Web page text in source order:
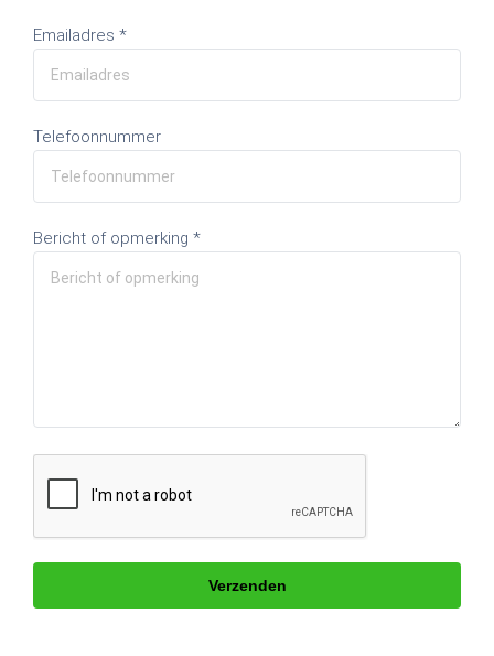
Emailadres *
Telefoonnummer
Bericht of opmerking *